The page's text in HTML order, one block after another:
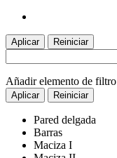
Aplicar Reiniciar
Añadir elemento de filtro
Aplicar Reiniciar
Pared delgada
Barras
Maciza I